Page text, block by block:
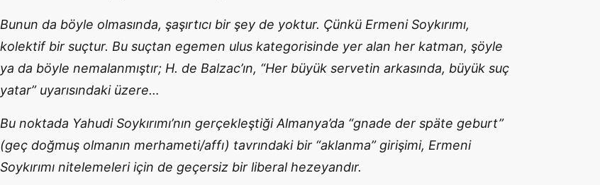
Bunun da böyle olmasında, şaşırtıcı bir şey de yoktur. Çünkü Ermeni Soykırımı,
kolektif bir suçtur. Bu suçtan egemen ulus kategorisinde yer alan her katman, şöyle
ya da böyle nemalanmıştır; H. de Balzac’ın, “Her büyük servetin arkasında, büyük suç
yatar” uyarısındaki üzere…
Bu noktada Yahudi Soykırımı’nın gerçekleştiği Almanya’da “gnade der späte geburt”
(geç doğmuş olmanın merhameti/affı) tavrındaki bir “aklanma” girişimi, Ermeni
Soykırımı nitelemeleri için de geçersiz bir liberal hezeyandır.